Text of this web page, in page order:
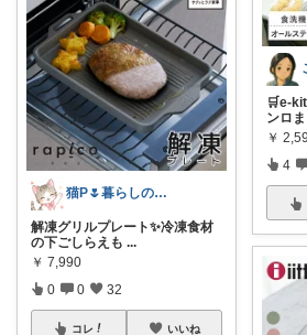
猫P🌷暮らしの中で見つけたお気に入り
解凍グリルプレート✨冷凍食材
の下ごしらえも ...
￥ 7,990
0 0 32
コレ いいね
🛒e-
ンロま
￥
4